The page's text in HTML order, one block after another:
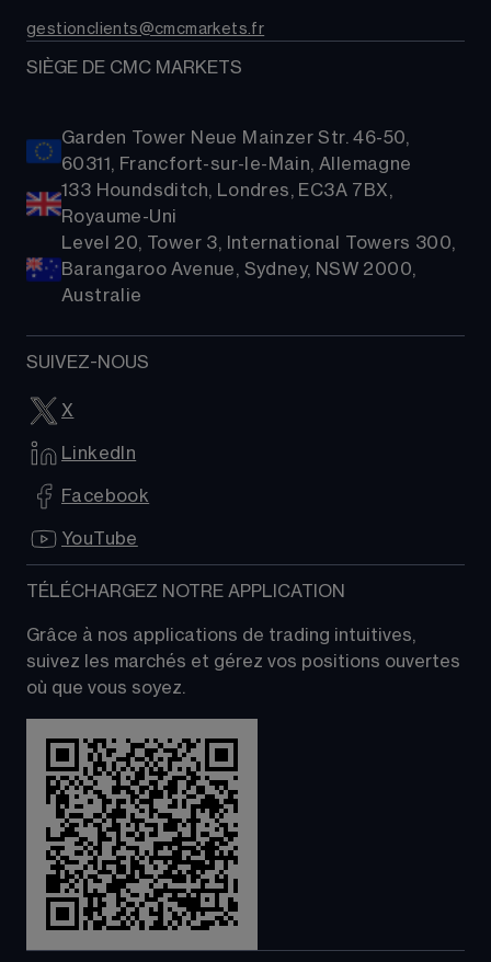
gestionclients@cmcmarkets.fr
SIÈGE DE CMC MARKETS
Garden Tower Neue Mainzer Str. 46-50,
60311, Francfort-sur-le-Main, Allemagne
133 Houndsditch, Londres, EC3A 7BX,
Royaume-Uni
Level 20, Tower 3, International Towers 300,
Barangaroo Avenue, Sydney, NSW 2000,
Australie
SUIVEZ-NOUS
X
LinkedIn
Facebook
YouTube
TÉLÉCHARGEZ NOTRE APPLICATION
Grâce à nos applications de trading intuitives,
suivez les marchés et gérez vos positions ouvertes
où que vous soyez.